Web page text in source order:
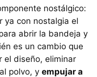
nostálgico:
ya con nostalgia el
abrir la bandeja y
es un cambio que
el diseño, eliminar
polvo, y empujar a